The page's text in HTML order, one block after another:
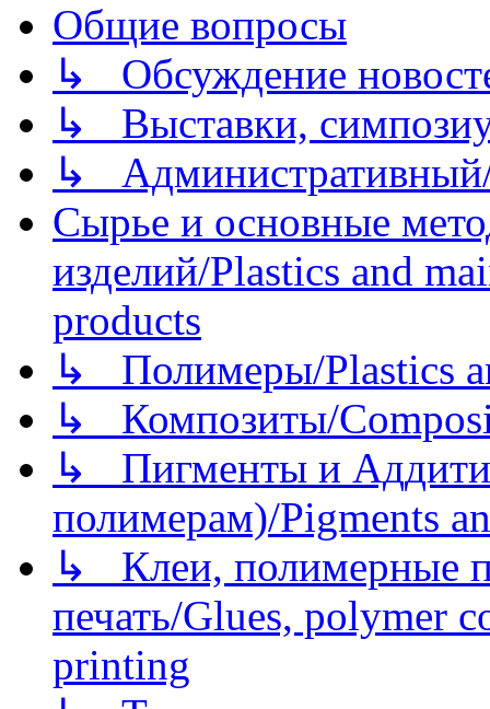
Общие вопросы
↳ Обсуждение
↳ Выставки,
↳
Сырье и основные
изделий/Plastics and
products
↳ Полимеры/Plastics
↳ Композиты/
↳ Пигменты и
полимерам)/Pigments
↳ Клеи, полимерные
печать/Glues, polymer
printing